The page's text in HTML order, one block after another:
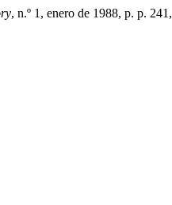
, n.º 1, enero de 1988, p. p. 241,